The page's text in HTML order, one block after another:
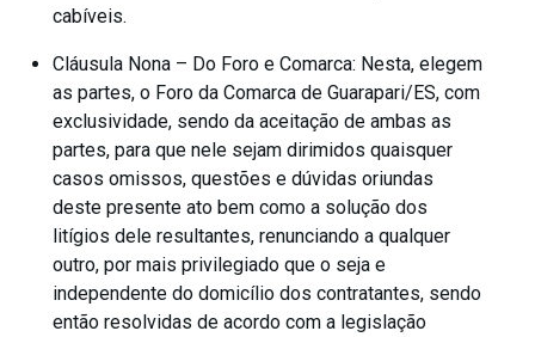
cabíveis.
Cláusula Nona – Do Foro e Comarca: Nesta, elegem
as partes, o Foro da Comarca de Guarapari/ES, com
exclusividade, sendo da aceitação de ambas as
partes, para que nele sejam dirimidos quaisquer
casos omissos, questões e dúvidas oriundas
deste presente ato bem como a solução dos
litígios dele resultantes, renunciando a qualquer
outro, por mais privilegiado que o seja e
independente do domicílio dos contratantes, sendo
então resolvidas de acordo com a legislação